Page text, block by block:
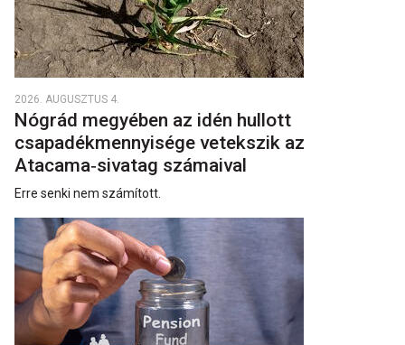
2026. AUGUSZTUS 4.
Nógrád megyében az idén hullott
csapadékmennyisége vetekszik az
Atacama‑sivatag számaival
Erre senki nem számított.